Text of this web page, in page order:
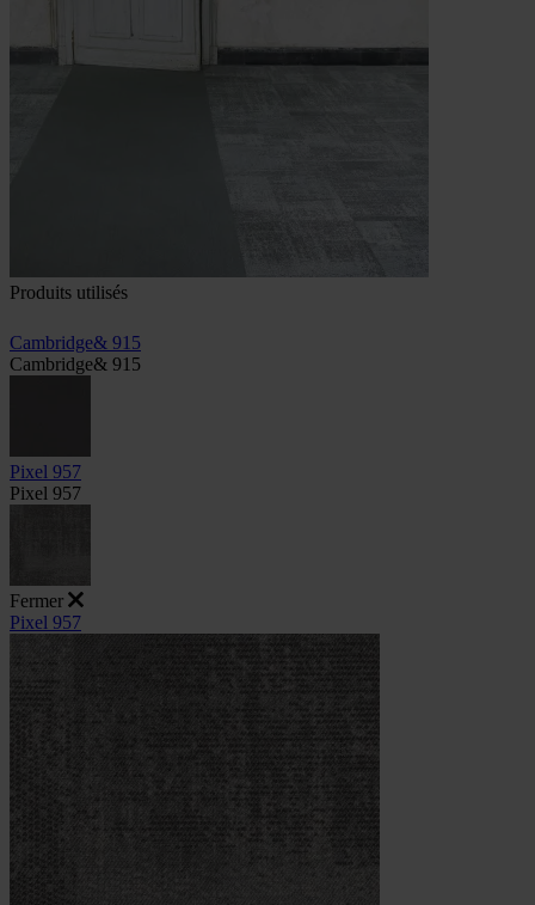
Produits utilisés
Cambridge& 915
Cambridge& 915
Pixel 957
Pixel 957
Fermer
Pixel 957